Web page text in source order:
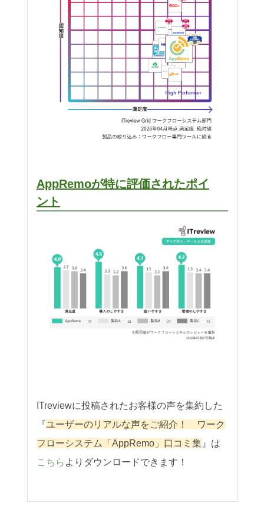
AppRemoが特に評価されたポイ
ント​
ITreviewに投稿されたお客様の声を集約した
『ユーザーのリアルな声をご紹介！ ワーク
フローシステム「AppRemo」口コミ集 』は
こちら よりダウンロードできます！